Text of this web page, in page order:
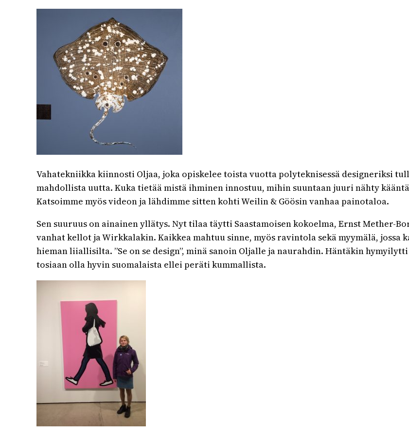
Vahatekniikka kiinnosti Oljaa, joka opiskelee toista vuotta polyteknisessä designeriksi
mahdollista uutta. Kuka tietää mistä ihminen innostuu, mihin suuntaan juuri nähty
Katsoimme myös videon ja lähdimme sitten kohti Weilin & Göösin vanhaa painotaloa.
Sen suuruus on ainainen yllätys. Nyt tilaa täytti Saastamoisen kokoelma, Ernst
vanhat kellot ja Wirkkalakin. Kaikkea mahtuu sinne, myös ravintola sekä myymälä,
hieman liiallisilta. ”Se on se design”, minä sanoin Oljalle ja naurahdin. Häntäkin
tosiaan olla hyvin suomalaista ellei peräti kummallista.